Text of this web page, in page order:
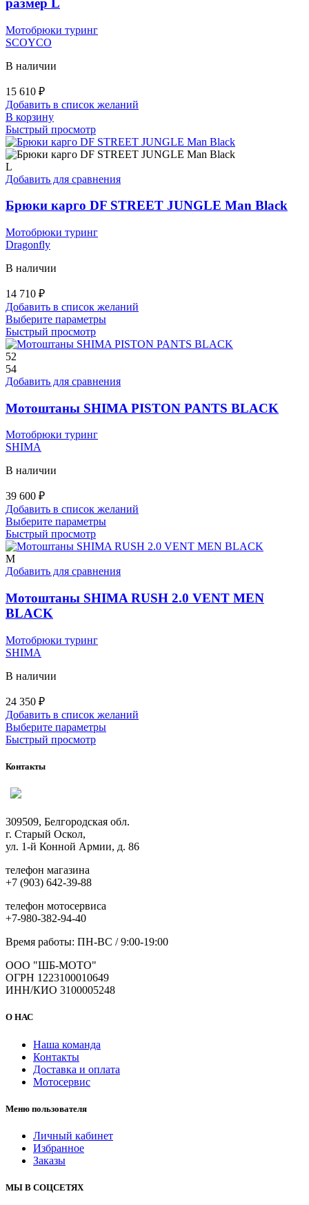
размер L
Мотобрюки туринг
SCOYCO
В наличии
15 610 ₽
Добавить в список желаний
В корзину
Быстрый просмотр
L
Добавить для сравнения
Брюки карго DF STREET JUNGLE Man Black
Мотобрюки туринг
Dragonfly
В наличии
14 710 ₽
Добавить в список желаний
Выберите параметрыЭтот
имеет
Опции
выбрать
на
Быстрый просмотр
52
54
Добавить для сравнения
Мотоштаны SHIMA PISTON PANTS BLACK
Мотобрюки туринг
SHIMA
В наличии
39 600 ₽
Добавить в список желаний
Выберите параметрыЭтот
имеет
вариаций.
можно
выбрать
Быстрый просмотр
M
Добавить для сравнения
Мотоштаны SHIMA RUSH 2.0 VENT MEN
BLACK
Мотобрюки туринг
SHIMA
В наличии
24 350 ₽
Добавить в список желаний
Выберите параметрыЭтот
на
товара.
Быстрый просмотр
Контакты
309509, Белгородская обл.
г. Старый Оскол,
ул. 1-й Конной Армии, д. 86
телефон магазина
+7 (903) 642-39-88
телефон мотосервиса
+7-980-382-94-40
Время работы: ПН-ВС / 9:00-19:00
ООО "ШБ-МОТО"
ОГРН 1223100010649
ИНН/КИО 3100005248
О НАС
Наша команда
Контакты
Доставка и оплата
Мотосервис
Меню пользователя
Личный кабинет
Избранное
Заказы
МЫ В СОЦСЕТЯХ